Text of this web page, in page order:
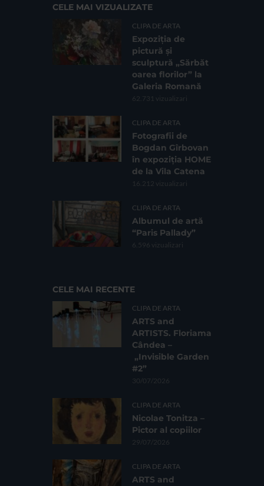
CELE MAI VIZUALIZATE
CLIPA DE ARTA
Expoziția de
pictură și
sculptură „Sărbăt
oarea florilor” la
Galeria Romană
62.731 vizualizari
CLIPA DE ARTA
Fotografii de
Bogdan Gîrbovan
în expoziția HOME
de la Vila Catena
16.212 vizualizari
CLIPA DE ARTA
Albumul de artă
“Paris Pallady”
6.596 vizualizari
CELE MAI RECENTE
CLIPA DE ARTA
ARTS and
ARTISTS. Floriama
Cândea –
„Invisible Garden
#2”
30/07/2026
CLIPA DE ARTA
Nicolae Tonitza –
Pictor al copiilor
29/07/2026
CLIPA DE ARTA
ARTS and